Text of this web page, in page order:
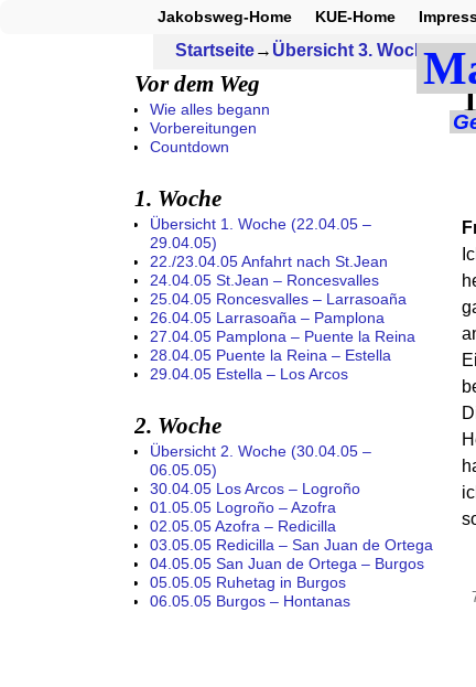
Jakobsweg-Home KUE-Home
Startseite→ Übersicht 3. Woche
Vor dem Weg
Wie alles begann
Vorbereitungen
Countdown
1. Woche
Übersicht 1. Woche (22.04.05 –
29.04.05)
22./23.04.05 Anfahrt nach St.Jean
24.04.05 St.Jean – Roncesvalles
25.04.05 Roncesvalles – Larrasoaña
26.04.05 Larrasoaña – Pamplona
27.04.05 Pamplona – Puente la Reina
28.04.05 Puente la Reina – Estella
29.04.05 Estella – Los Arcos
2. Woche
Übersicht 2. Woche (30.04.05 –
06.05.05)
30.04.05 Los Arcos – Logroño
01.05.05 Logroño – Azofra
02.05.05 Azofra – Redicilla
03.05.05 Redicilla – San Juan de Ortega
04.05.05 San Juan de Ortega – Burgos
05.05.05 Ruhetag in Burgos
06.05.05 Burgos – Hontanas